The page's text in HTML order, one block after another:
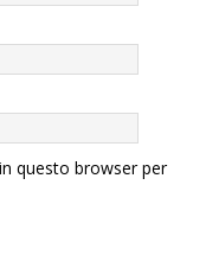
questo browser per